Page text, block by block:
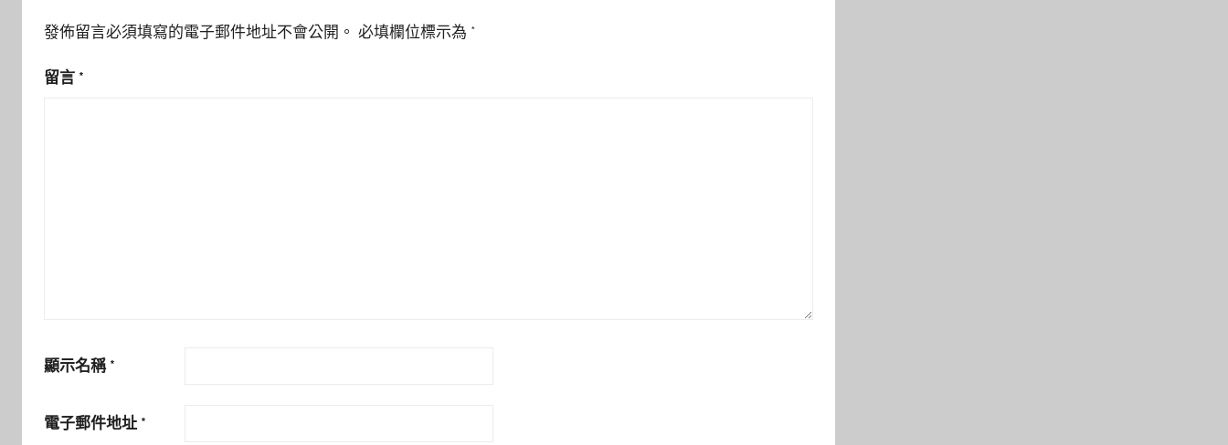
發佈留言必須填寫的電子郵件地址不會公開。 必填欄位標示為 *
留言 *
顯示名稱 *
電子郵件地址 *